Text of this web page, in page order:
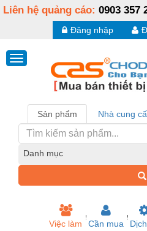
Liên hệ quảng cáo: 0903 357
Đăng nhập
Sản phẩm Nhà cung
Danh mục
Việc làm Cần mua